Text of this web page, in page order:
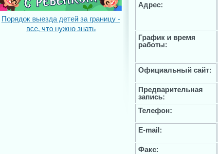
Порядок выезда детей за границу -
все, что нужно знать
Адрес:
График и время
работы:
Официальный сайт:
Предварительная
запись:
Телефон:
E-mail:
Факс: